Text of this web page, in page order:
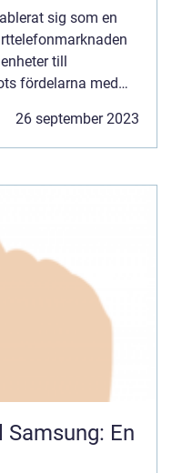
sig som en
till
fördelarna med
har ...
26 september 2023
En